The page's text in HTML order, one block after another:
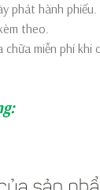
phát hành phiếu.
theo.
miễn phí